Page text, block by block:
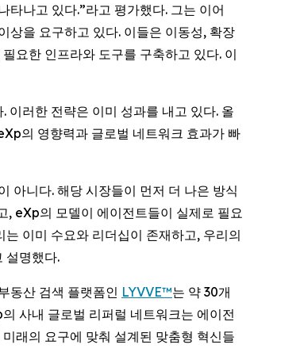
나고 있다.”라고 평가했다. 그는 이어
상을 요구하고 있다. 이들은 이동성, 확장
요한 인프라와 도구를 구축하고 있다. 이
러한 전략은 이미 성과를 내고 있다. 올
의 영향력과 글로벌 네트워크 효과가 빠
아니다. 해당 시장들이 먼저 더 나은 방식
, eXp의 모델이 에이전트들이 실제로 필요
이미 수요와 리더십이 존재하고, 우리의
설명했다.
동산 검색 플랫폼인 LYVVE™는 약 30개
사내 글로벌 리퍼럴 네트워크는 에이전
래의 요구에 맞춰 설계된 맞춤형 혁신들